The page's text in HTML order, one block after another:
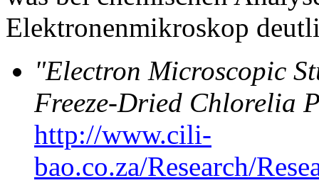
Elektronenmikroskop
"Electron Microscopic
Freeze-Dried Chlorelia
http://www.cili-
bao.co.za/Research/